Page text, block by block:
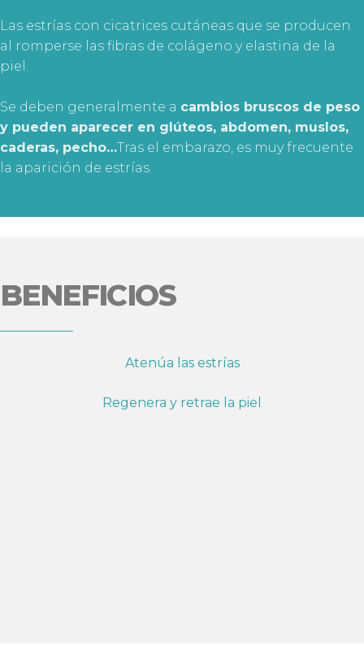
Las estrías con cicatrices cutáneas que se producen
al romperse las fibras de colágeno y elastina de la
piel.
Se deben generalmente a cambios bruscos de peso
y pueden aparecer en glúteos, abdomen, muslos,
caderas, pecho…Tras el embarazo, es muy frecuente
la aparición de estrías.
BENEFICIOS
Atenúa las estrías
Regenera y retrae la piel